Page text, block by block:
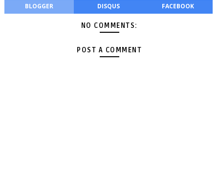
BLOGGER DISQUS FACEBOOK
NO COMMENTS:
POST A COMMENT